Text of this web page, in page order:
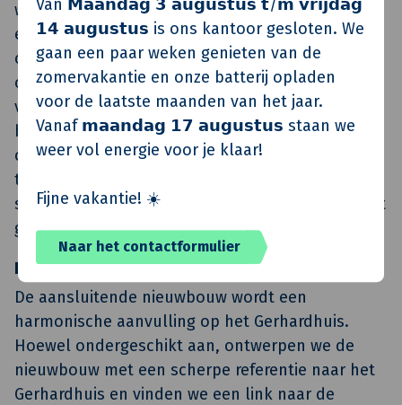
Van 𝗠𝗮𝗮𝗻𝗱𝗮𝗴 𝟯 𝗮𝘂𝗴𝘂𝘀𝘁𝘂𝘀 𝘁/𝗺 𝘃𝗿𝗶𝗷𝗱𝗮𝗴
𝟭𝟰 𝗮𝘂𝗴𝘂𝘀𝘁𝘂𝘀 is ons kantoor gesloten. We
gaan een paar weken genieten van de
zomervakantie en onze batterij opladen
voor de laatste maanden van het jaar.
Vanaf 𝗺𝗮𝗮𝗻𝗱𝗮𝗴 𝟭𝟳 𝗮𝘂𝗴𝘂𝘀𝘁𝘂𝘀 staan we
weer vol energie voor je klaar!
Fijne vakantie! ☀️
Naar het contactformulier
wooneenheden. Om te zorgen voor meer royale
en gebruiksvriendelijke woningen voor de vitale
ouderen van deze tijd, worden wanden
opengebroken om de kleine woonruimtes te
verbinden, een stap die al eerder gemaakt is in
het gebouw. Ook worden de plekken voor
ontmoeting in het gebouw en in de tuin
teruggebracht. Zo ontstaat er een gezonde
sociale interactie tussen bewoners in en rond het
gebouw.
Het nieuwe Zorggebouw
De aansluitende nieuwbouw wordt een
harmonische aanvulling op het Gerhardhuis.
Hoewel ondergeschikt aan, ontwerpen we de
nieuwbouw met een scherpe referentie naar het
Gerhardhuis en vinden we een link naar de